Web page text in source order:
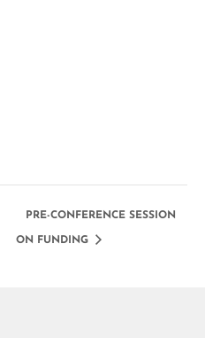
PRE-CONFERENCE SESSION
ON FUNDING